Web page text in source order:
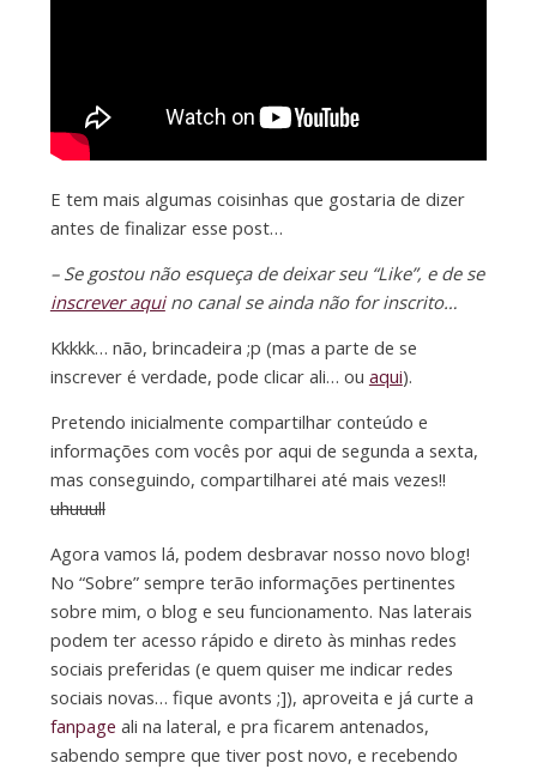
E tem mais algumas coisinhas que gostaria de dizer
antes de finalizar esse post…
– Se gostou não esqueça de deixar seu “Like”, e de se
inscrever aquino canal se ainda não for inscrito…
Kkkkk… não, brincadeira ;p (mas a parte de se
inscrever é verdade, pode clicar ali… ou aqui).
Pretendo inicialmente compartilhar conteúdo e
informações com vocês por aqui de segunda a sexta,
mas conseguindo, compartilharei até mais vezes!!
uhuuull
Agora vamos lá, podem desbravar nosso novo blog!
No “Sobre” sempre terão informações pertinentes
sobre mim, o blog e seu funcionamento. Nas laterais
podem ter acesso rápido e direto às minhas redes
sociais preferidas (e quem quiser me indicar redes
sociais novas… fique avonts ;]), aproveita e já curte a
fanpage ali na lateral, e pra ficarem antenados,
sabendo sempre que tiver post novo, e recebendo